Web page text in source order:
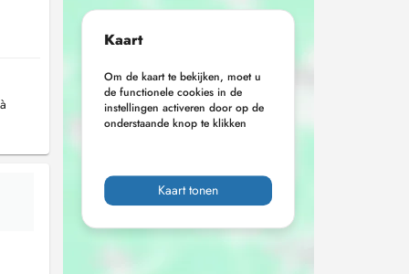
Kaart
Om de kaart te bekijken, moet u
de functionele cookies in de
instellingen activeren door op de
onderstaande knop te klikken
Kaart tonen